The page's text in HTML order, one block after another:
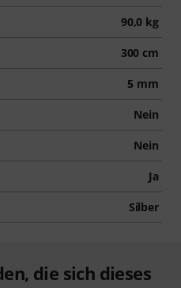
90,0 kg
300 cm
5 mm
Nein
Nein
Ja
Silber
die sich dieses